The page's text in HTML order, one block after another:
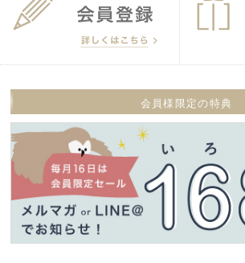
会員様限定の特典